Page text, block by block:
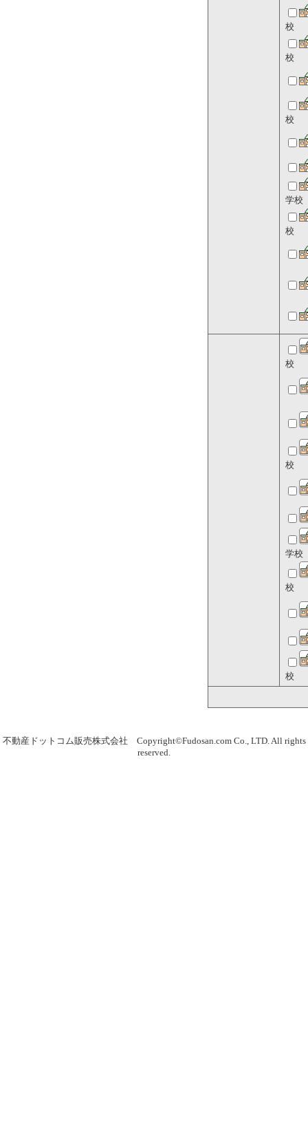
校
校
校
学校
校
校
校
学校
校
校
不動産ドットコム販売株式会社 Copyright©Fudosan.com Co., LTD. All rights
reserved.